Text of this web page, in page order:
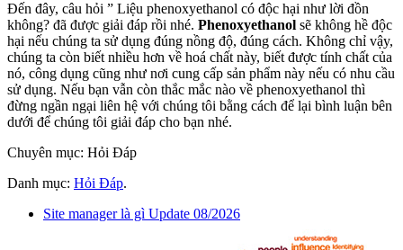
Đến đây, câu hỏi ” Liệu phenoxyethanol có độc hại như lời đồn
không? đã được giải đáp rồi nhé. Phenoxyethanol sẽ không hề độc
hại nếu chúng ta sử dụng đúng nồng độ, đúng cách. Không chỉ vậy,
chúng ta còn biết nhiều hơn về hoá chất này, biết được tính chất của
nó, công dụng cũng như nơi cung cấp sản phẩm này nếu có nhu cầu
sử dụng. Nếu bạn vẫn còn thắc mắc nào về phenoxyethanol thì
đừng ngần ngại liên hệ với chúng tôi bằng cách để lại bình luận bên
dưới để chúng tôi giải đáp cho bạn nhé.
Chuyên mục: Hỏi Đáp
Danh mục: Hỏi Đáp.
Site manager là gì Update 08/2026